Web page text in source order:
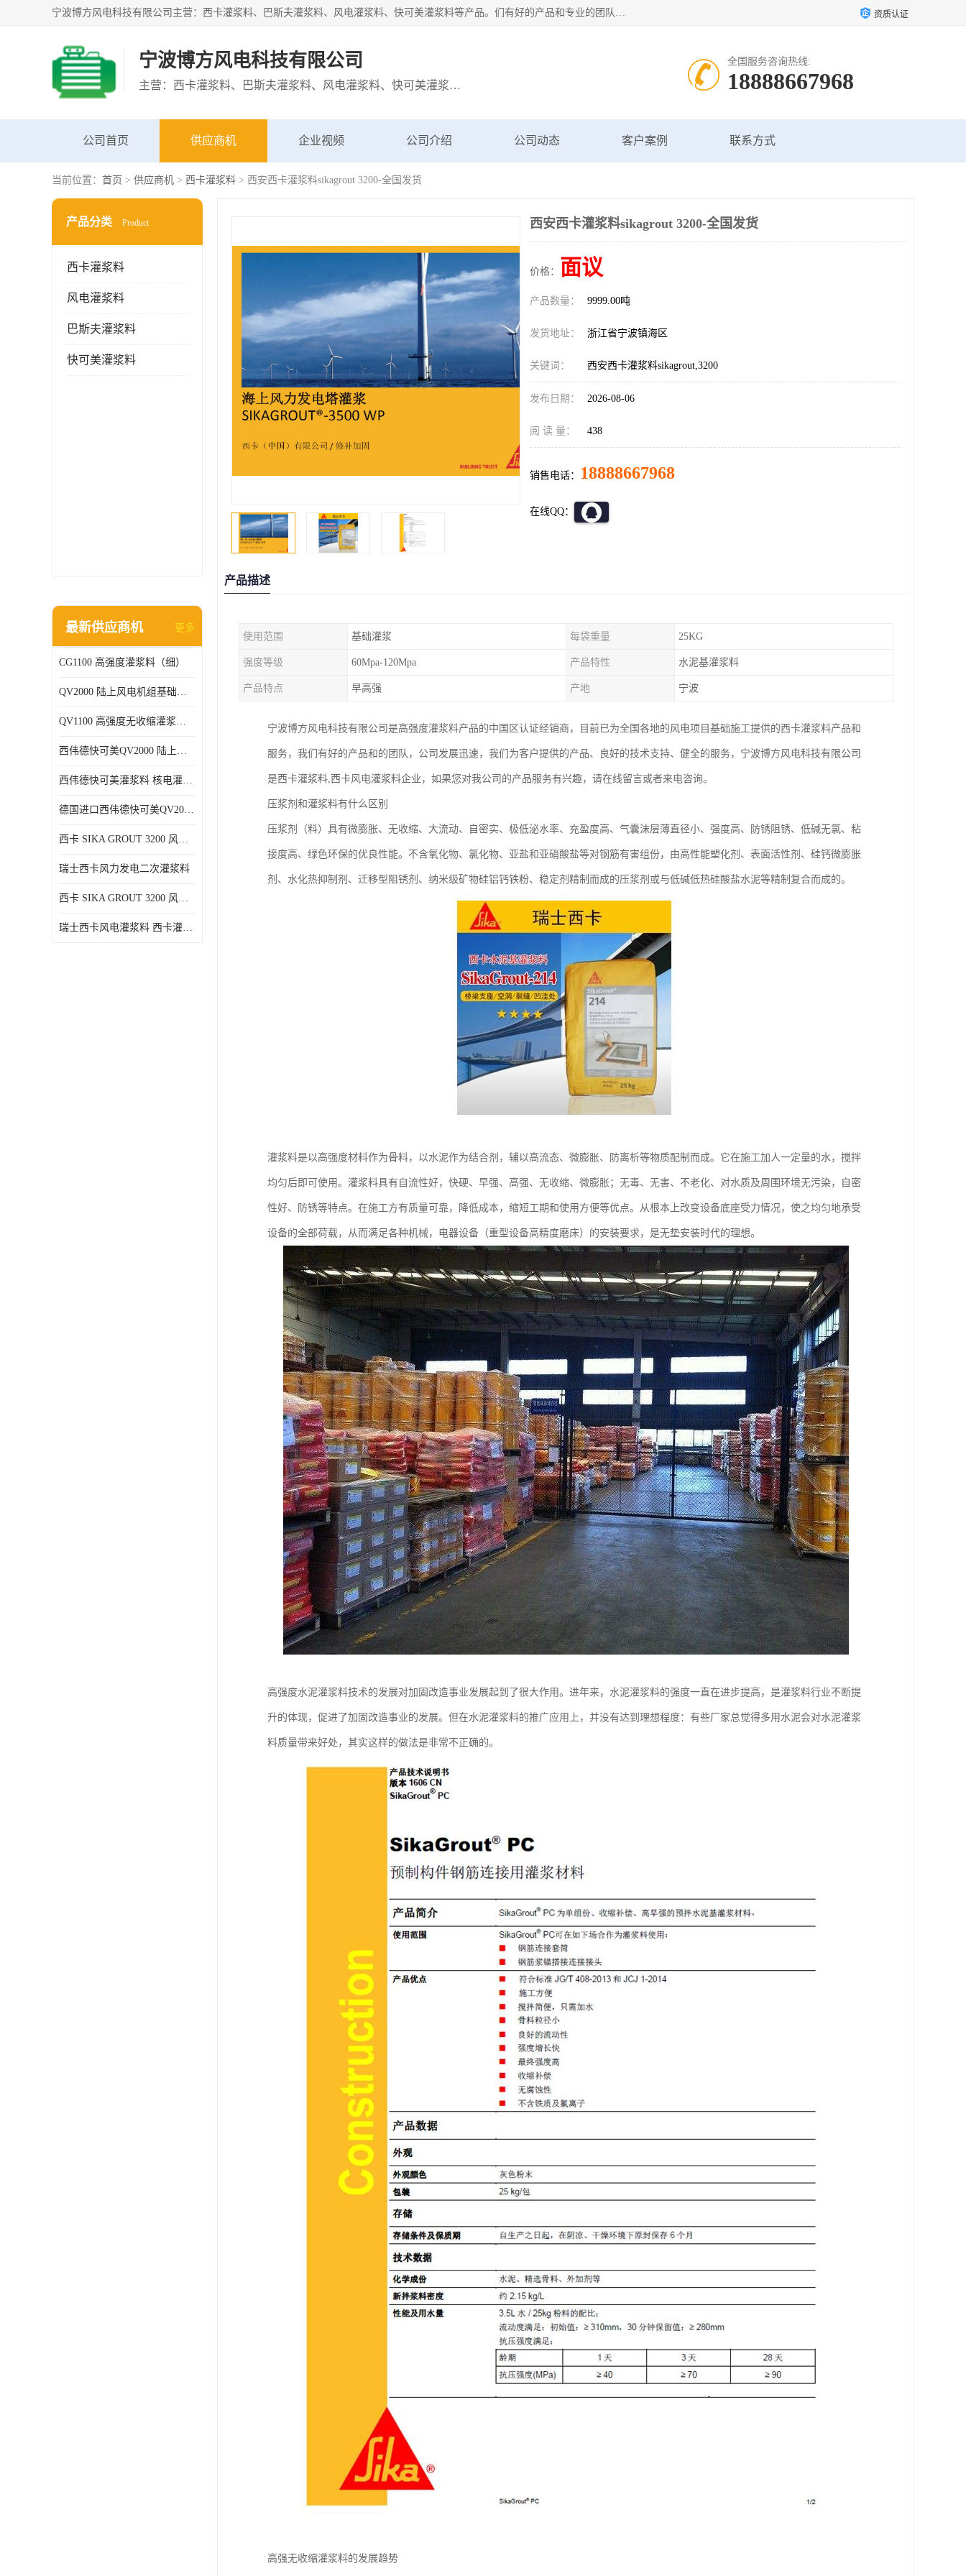
宁波博方风电科技有限公司主营：西卡灌浆料、巴斯夫灌浆料、风电灌浆料、快可美灌浆料等产品。们有好的产品和专业的团队，公司发展迅速，我们为客户提供优质的产品、良好的技术支持、健全的售后服务。 资质认证
宁波博方风电科技有限公司
主营：西卡灌浆料、巴斯夫灌浆料、风电灌浆料、快可美灌浆料等产品
全国服务咨询热线:
18888667968
公司首页 供应商机 企业视频 公司介绍 公司动态 客户案例 联系方式
当前位置： 首页 > 供应商机 > 西卡灌浆料 > 西安西卡灌浆料sikagrout 3200-全国发货
产品分类 Product
西卡灌浆料
风电灌浆料
巴斯夫灌浆料
快可美灌浆料
最新供应商机 更多
CG1100 高强度灌浆料（细）
QV2000 陆上风电机组基础灌浆砂浆
QV1100 高强度无收缩灌浆砂浆
西伟德快可美QV2000 陆上风电灌浆料 均匀、 流动度好、可泵送
西伟德快可美灌浆料 核电灌浆材料
德国进口西伟德快可美QV2000PLUS陆上风电灌浆料 优异耐疲劳性能
西卡 SIKA GROUT 3200 风电 灌浆料
瑞士西卡风力发电二次灌浆料
西卡 SIKA GROUT 3200 风电 灌浆料 214 灌浆料
瑞士西卡风电灌浆料 西卡灌浆料 西卡海上风电灌浆料 西卡灌浆料
西安西卡灌浆料sikagrout 3200-全国发货
价格： 面议
产品数量： 9999.00吨
发货地址： 浙江省宁波镇海区
关键词： 西安西卡灌浆料sikagrout,3200
发布日期： 2026-08-06
阅 读 量： 438
销售电话： 18888667968
在线QQ：
产品描述
使用范围 基础灌浆 每袋重量 25KG
强度等级 60Mpa-120Mpa 产品特性 水泥基灌浆料
产品特点 早高强 产地 宁波
宁波博方风电科技有限公司是高强度灌浆料产品的中国区认证经销商，目前已为全国各地的风电项目基础施工提供的西卡灌浆料产品和
服务，我们有好的产品和的团队，公司发展迅速，我们为客户提供的产品、良好的技术支持、健全的服务，宁波博方风电科技有限公司
是西卡灌浆料,西卡风电灌浆料企业，如果您对我公司的产品服务有兴趣，请在线留言或者来电咨询。
压浆剂和灌浆料有什么区别
压浆剂（料）具有微膨胀、无收缩、大流动、自密实、极低泌水率、充盈度高、气囊沫层薄直径小、强度高、防锈阻锈、低碱无氯、粘
接度高、绿色环保的优良性能。不含氧化物、氯化物、亚盐和亚硝酸盐等对钢筋有害组份，由高性能塑化剂、表面活性剂、硅钙微膨胀
剂、水化热抑制剂、迁移型阻锈剂、纳米级矿物硅铝钙铁粉、稳定剂精制而成的压浆剂或与低碱低热硅酸盐水泥等精制复合而成的。
灌浆料是以高强度材料作为骨料，以水泥作为结合剂，辅以高流态、微膨胀、防离析等物质配制而成。它在施工加人一定量的水，搅拌
均匀后即可使用。灌浆料具有自流性好，快硬、早强、高强、无收缩、微膨胀；无毒、无害、不老化、对水质及周围环境无污染，自密
性好、防锈等特点。在施工方有质量可靠，降低成本，缩短工期和使用方便等优点。从根本上改变设备底座受力情况，使之均匀地承受
设备的全部荷载，从而满足各种机械，电器设备（重型设备高精度磨床）的安装要求，是无垫安装时代的理想。
高强度水泥灌浆料技术的发展对加固改造事业发展起到了很大作用。进年来，水泥灌浆料的强度一直在进步提高，是灌浆料行业不断提
升的体现，促进了加固改造事业的发展。但在水泥灌浆料的推广应用上，并没有达到理想程度：有些厂家总觉得多用水泥会对水泥灌浆
料质量带来好处，其实这样的做法是非常不正确的。
高强无收缩灌浆料的发展趋势